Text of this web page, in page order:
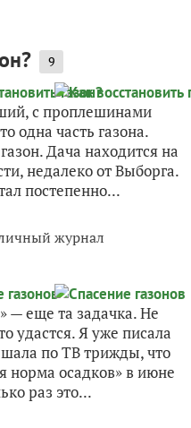
9
с проплешинами
одна часть газона.
Дача находится на
недалеко от Выборга.
постепенно...
журнал
— еще та задачка. Не
удастся. Я уже писала
по ТВ трижды, что
норма осадков» в июне
раз это...